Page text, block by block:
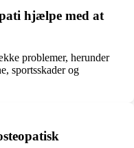
hjælpe med at
problemer, herunder
sportsskader og